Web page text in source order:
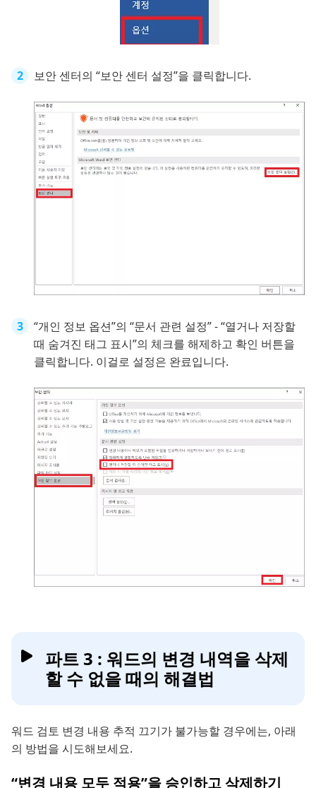
보안 센터의 “보안 센터 설정”을 클릭합니다.
“개인 정보 옵션”의 “문서 관련 설정” - “열거나 저장할
때 숨겨진 태그 표시”의 체크를 해제하고 확인 버튼을
클릭합니다. 이걸로 설정은 완료입니다.
파트 3 : 워드의 변경 내역을 삭제
할 수 없을 때의 해결법
워드 검토 변경 내용 추적 끄기가 불가능할 경우에는, 아래
의 방법을 시도해보세요.
“변경 내용 모두 적용”을 승인하고 삭제하기